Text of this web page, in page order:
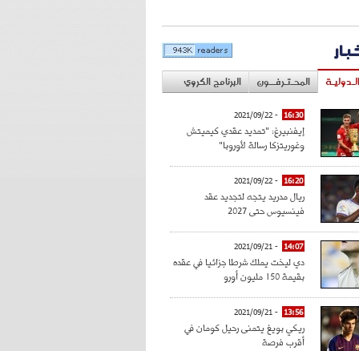
المحـتـرفــون البرنامج الكروي
16:30
- 2021/09/22
إيفنبيرغ: "تمديد عقدي كيميتش
وغوريتزكا رسالة لأوروبا"
16:20
- 2021/09/22
ريال مدريد يتجه لتجديد عقد
فينسيوس حتى 2027
14:07
- 2021/09/21
دي ليخت يملك شرطا جزائيا في عقده
بقيمة 150 مليون أورو
13:56
- 2021/09/21
ريكي بويغ يتمنى رحيل كومان في
أقرب فرصة